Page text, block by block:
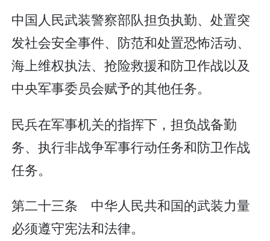
中国人民武装警察部队担负执勤、处置突
发社会安全事件、防范和处置恐怖活动、
海上维权执法、抢险救援和防卫作战以及
中央军事委员会赋予的其他任务。
民兵在军事机关的指挥下，担负战备勤
务、执行非战争军事行动任务和防卫作战
任务。
第二十三条 中华人民共和国的武装力量
必须遵守宪法和法律。